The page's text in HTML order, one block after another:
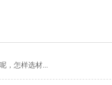
，怎样选材...